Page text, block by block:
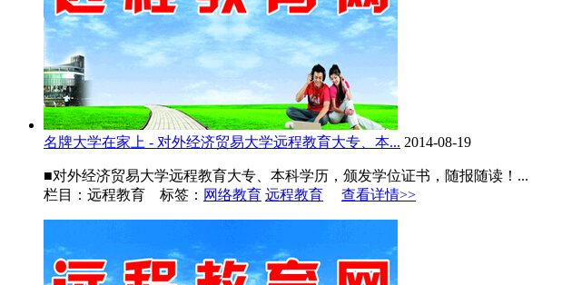
名牌大学在家上 - 对外经济贸易大学远程教育大专、本... 2014-08-19
■对外经济贸易大学远程教育大专、本科学历，颁发学位证书，随报随读！...
栏目：远程教育 标签： 网络教育 远程教育 查看详情>>